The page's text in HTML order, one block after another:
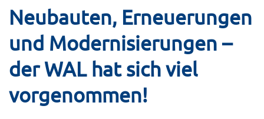
Neubauten, Erneuerungen
und Modernisierungen –
der WAL hat sich viel
vorgenommen!